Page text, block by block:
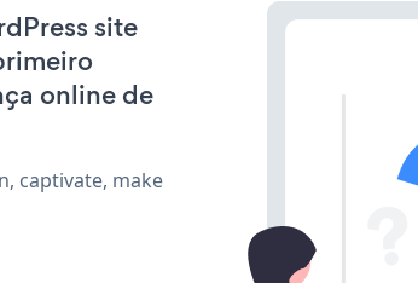
site
online de
captivate, make